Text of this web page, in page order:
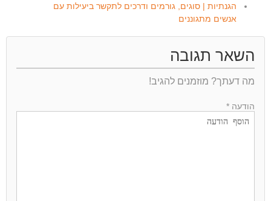
הגנתיות | סוגים, גורמים ודרכים לתקשר ביעילות עם
אנשים מתגוננים
השאר תגובה
מה דעתך? מוזמנים להגיב!
הודעה *